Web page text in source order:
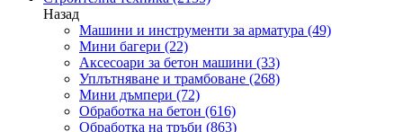
Назад
Машини и инструменти за арматура (49)
Мини багери (22)
Аксесоари за бетон машини (33)
Уплътняване и трамбоване (268)
Мини дъмпери (72)
Обработка на бетон (616)
Обработка на тръби (863)